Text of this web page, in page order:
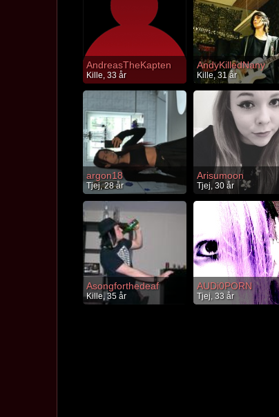
AndreasTheKapten
Kille, 33 år
AndyKilledNany
Kille, 31 år
argon18
Tjej, 28 år
Arisumoon
Tjej, 30 år
Asongforthedeaf
Kille, 35 år
AUDi0PORN
Tjej, 33 år